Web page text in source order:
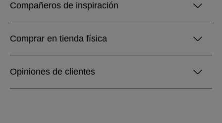
Compañeros de inspiración
Comprar en tienda física
Opiniones de clientes